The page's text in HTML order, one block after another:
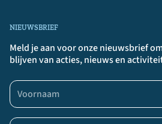
NIEUWSBRIEF
Meld je aan voor onze nieuwsbrief
blijven van acties, nieuws en